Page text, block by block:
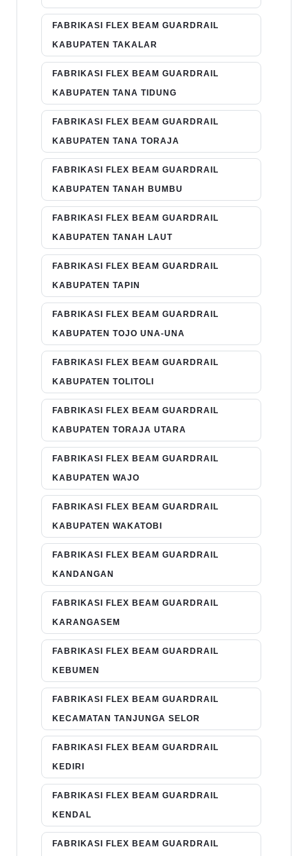
FABRIKASI FLEX BEAM GUARDRAIL
KABUPATEN TAKALAR
FABRIKASI FLEX BEAM GUARDRAIL
KABUPATEN TANA TIDUNG
FABRIKASI FLEX BEAM GUARDRAIL
KABUPATEN TANA TORAJA
FABRIKASI FLEX BEAM GUARDRAIL
KABUPATEN TANAH BUMBU
FABRIKASI FLEX BEAM GUARDRAIL
KABUPATEN TANAH LAUT
FABRIKASI FLEX BEAM GUARDRAIL
KABUPATEN TAPIN
FABRIKASI FLEX BEAM GUARDRAIL
KABUPATEN TOJO UNA-UNA
FABRIKASI FLEX BEAM GUARDRAIL
KABUPATEN TOLITOLI
FABRIKASI FLEX BEAM GUARDRAIL
KABUPATEN TORAJA UTARA
FABRIKASI FLEX BEAM GUARDRAIL
KABUPATEN WAJO
FABRIKASI FLEX BEAM GUARDRAIL
KABUPATEN WAKATOBI
FABRIKASI FLEX BEAM GUARDRAIL
KANDANGAN
FABRIKASI FLEX BEAM GUARDRAIL
KARANGASEM
FABRIKASI FLEX BEAM GUARDRAIL
KEBUMEN
FABRIKASI FLEX BEAM GUARDRAIL
KECAMATAN TANJUNGA SELOR
FABRIKASI FLEX BEAM GUARDRAIL
KEDIRI
FABRIKASI FLEX BEAM GUARDRAIL
KENDAL
FABRIKASI FLEX BEAM GUARDRAIL